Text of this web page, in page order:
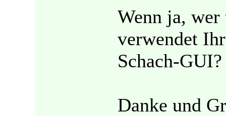
Wenn ja, wer
verwendet
Schach-GUI?
Danke und